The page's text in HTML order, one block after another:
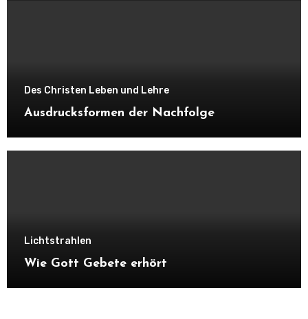
Des Christen Leben und Lehre
Ausdrucksformen der Nachfolge
Lichtstrahlen
Wie Gott Gebete erhört